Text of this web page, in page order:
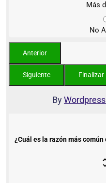
Más
No
By
¿Cuál es la razón más